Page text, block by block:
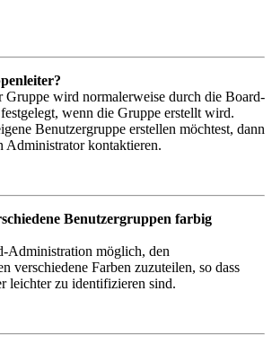
Gruppe wird normalerweise durch die Board-
wenn die Gruppe erstellt wird.
Benutzergruppe erstellen möchtest, dann
Administrator kontaktieren.
Benutzergruppen farbig
Administration möglich, den
verschiedene Farben zuzuteilen, so dass
leichter zu identifizieren sind.